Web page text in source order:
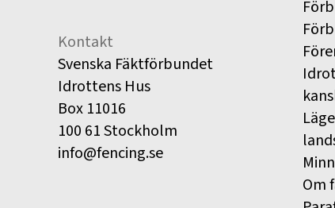
Kontakt
Svenska Fäktförbundet
Idrottens Hus
Box 11016
100 61 Stockholm
info@fencing.se
Om